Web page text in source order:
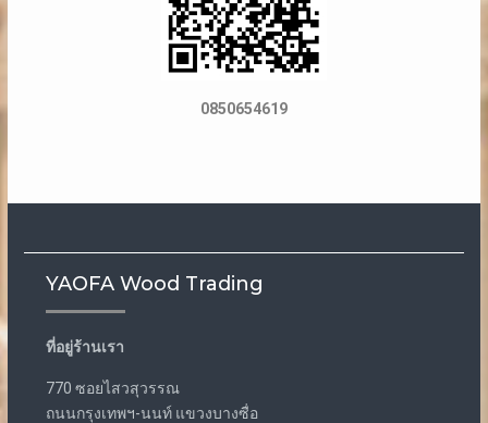
0850654619
YAOFA Wood Trading
ที่อยู่ร้านเรา
770 ซอยไสวสุวรรณ
ถนนกรุงเทพฯ-นนท์ แขวงบางซื่อ